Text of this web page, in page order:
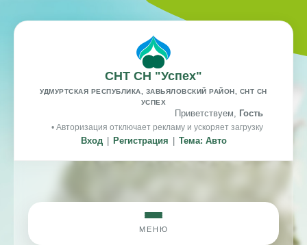
СНТ СН "Успех"
УДМУРТСКАЯ РЕСПУБЛИКА, ЗАВЬЯЛОВСКИЙ РАЙОН, СНТ СН
УСПЕХ
Приветствуем, Гость
• Авторизация отключает рекламу и ускоряет загрузку
Вход Регистрация Тема: Авто
МЕНЮ